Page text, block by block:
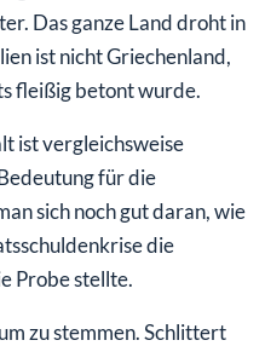
Das ganze Land droht in
ist nicht Griechenland,
fleißig betont wurde.
ist vergleichsweise
für die
sich noch gut daran, wie
die
Probe stellte.
zu stemmen. Schlittert